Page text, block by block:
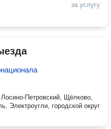
за услугу
Петровский, Щёлково,
Электроугли, городской округ